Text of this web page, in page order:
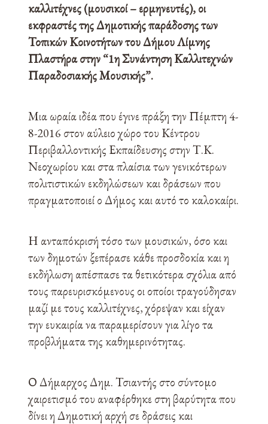
καλλιτέχνες (μουσικοί – ερμηνευτές), οι
εκφραστές της Δημοτικής παράδοσης των
Τοπικών Κοινοτήτων του Δήμου Λίμνης
Πλαστήρα στην “1η Συνάντηση Καλλιτεχνών
Παραδοσιακής Μουσικής”.
Μια ωραία ιδέα που έγινε πράξη την Πέμπτη 4-
8-2016 στον αύλειο χώρο του Κέντρου
Περιβαλλοντικής Εκπαίδευσης στην Τ.Κ.
Νεοχωρίου και στα πλαίσια των γενικότερων
πολιτιστικών εκδηλώσεων και δράσεων που
πραγματοποιεί ο Δήμος και αυτό το καλοκαίρι.
Η ανταπόκρισή τόσο των μουσικών, όσο και
των δημοτών ξεπέρασε κάθε προσδοκία και η
εκδήλωση απέσπασε τα θετικότερα σχόλια από
τους παρευρισκόμενους οι οποίοι τραγούδησαν
μαζί με τους καλλιτέχνες, χόρεψαν και είχαν
την ευκαιρία να παραμερίσουν για λίγο τα
προβλήματα της καθημερινότητας.
Ο Δήμαρχος Δημ. Τσιαντής στο σύντομο
χαιρετισμό του αναφέρθηκε στη βαρύτητα που
δίνει η Δημοτική αρχή σε δράσεις και